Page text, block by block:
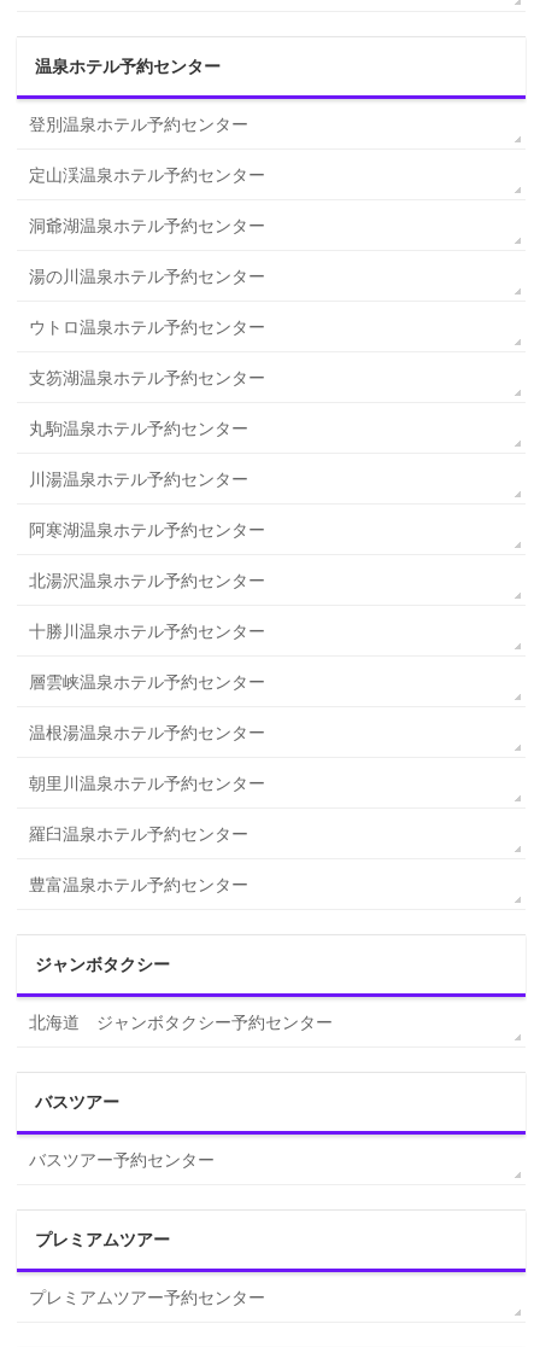
温泉ホテル予約センター
登別温泉ホテル予約センター
定山渓温泉ホテル予約センター
洞爺湖温泉ホテル予約センター
湯の川温泉ホテル予約センター
ウトロ温泉ホテル予約センター
支笏湖温泉ホテル予約センター
丸駒温泉ホテル予約センター
川湯温泉ホテル予約センター
阿寒湖温泉ホテル予約センター
北湯沢温泉ホテル予約センター
十勝川温泉ホテル予約センター
層雲峡温泉ホテル予約センター
温根湯温泉ホテル予約センター
朝里川温泉ホテル予約センター
羅臼温泉ホテル予約センター
豊富温泉ホテル予約センター
ジャンボタクシー
北海道 ジャンボタクシー予約センター
バスツアー
バスツアー予約センター
プレミアムツアー
プレミアムツアー予約センター